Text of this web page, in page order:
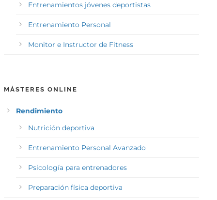
Entrenamientos jóvenes deportistas
Entrenamiento Personal
Monitor e Instructor de Fitness
MÁSTERES ONLINE
Rendimiento
Nutrición deportiva
Entrenamiento Personal Avanzado
Psicología para entrenadores
Preparación física deportiva